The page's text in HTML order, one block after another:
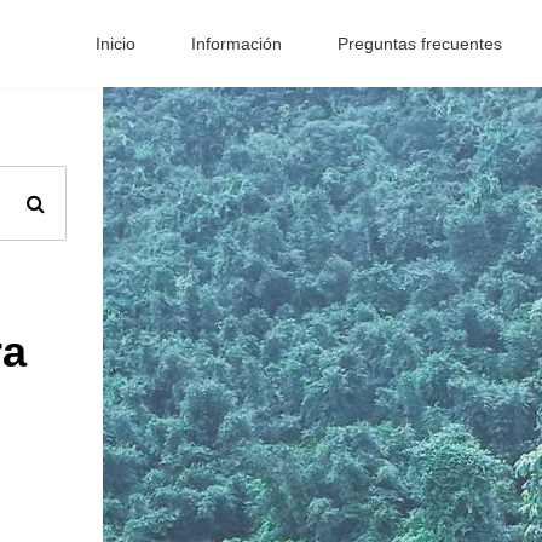
Inicio Información Preguntas frecuentes